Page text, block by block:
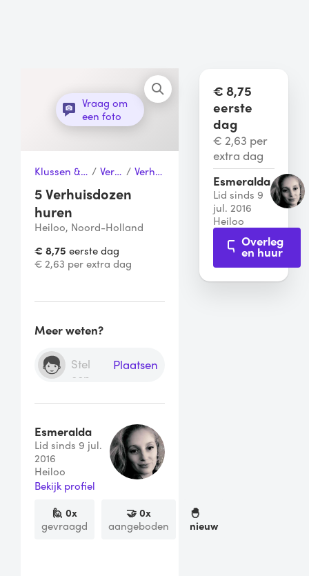
Vraag om
een foto
Klussen & Gereedschap / Verhuizen / Verhuisdozen
5 Verhuisdozen
huren
Heiloo, Noord-Holland
€ 8,75 eerste dag
€ 2,63 per extra dag
Meer weten?
Plaatsen
Esmeralda
Lid sinds 9 jul.
2016
Heiloo
Bekijk profiel
🙋 0x
gevraagd
🤝0x
aangeboden
🐣
nieuw
€ 8,75
eerste
dag
€ 2,63 per
extra dag
Esmeralda
Lid sinds 9
jul. 2016
Heiloo
Overleg
en huur